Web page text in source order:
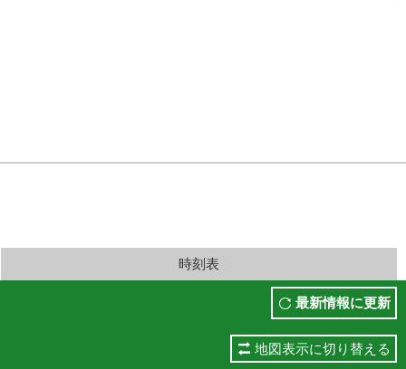
時刻表
最新情報に更新
地図表示に切り替える